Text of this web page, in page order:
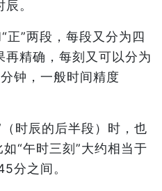
。
正”两段，每段又分为四
精确，每刻又可以分为
钟，一般时间精度
时辰的后半段）时，也
“午时三刻”大约相当于
分之间。